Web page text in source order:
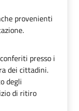
provenienti
presso i
dei cittadini.
degli
di ritiro